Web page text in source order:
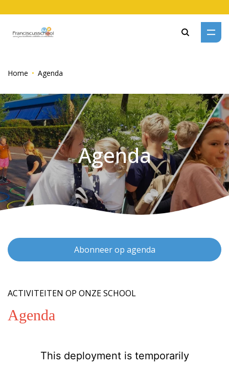
Zoeken
Home Agenda
Agenda
Abonneer op agenda
ACTIVITEITEN OP ONZE SCHOOL
Agenda